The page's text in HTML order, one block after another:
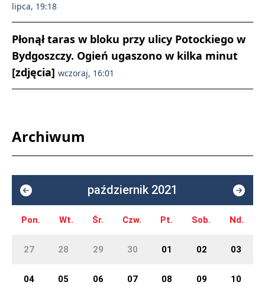
lipca, 19:18
Płonął taras w bloku przy ulicy Potockiego w
Bydgoszczy. Ogień ugaszono w kilka minut
[zdjęcia] wczoraj, 16:01
Archiwum
październik 2021
Pon. Wt. Śr. Czw. Pt. Sob. Nd.
27 28 29 30 01 02 03
04 05 06 07 08 09 10